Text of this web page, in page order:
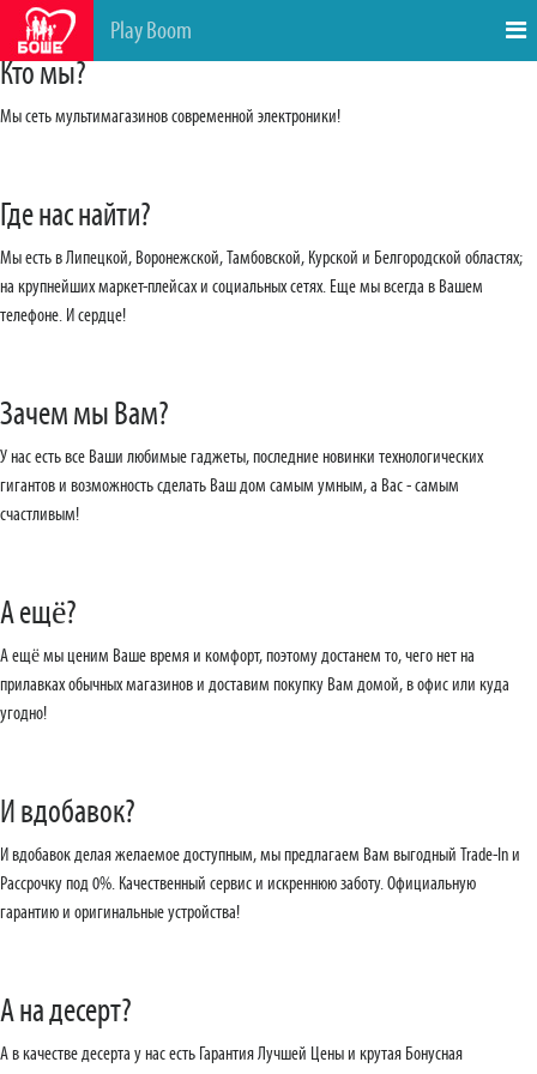
Play Boom
Кто мы?
Мы сеть мультимагазинов современной электроники!
Где нас найти?
Мы есть в Липецкой, Воронежской, Тамбовской, Курской и Белгородской областях;
на крупнейших маркет-плейсах и социальных сетях. Еще мы всегда в Вашем
телефоне. И сердце!
Зачем мы Вам?
У нас есть все Ваши любимые гаджеты, последние новинки технологических
гигантов и возможность сделать Ваш дом самым умным, а Вас - самым
счастливым!
А ещё?
А ещё мы ценим Ваше время и комфорт, поэтому достанем то, чего нет на
прилавках обычных магазинов и доставим покупку Вам домой, в офис или куда
угодно!
И вдобавок?
И вдобавок делая желаемое доступным, мы предлагаем Вам выгодный Trade-In и
Рассрочку под 0%. Качественный сервис и искреннюю заботу. Официальную
гарантию и оригинальные устройства!
А на десерт?
А в качестве десерта у нас есть Гарантия Лучшей Цены и крутая Бонусная